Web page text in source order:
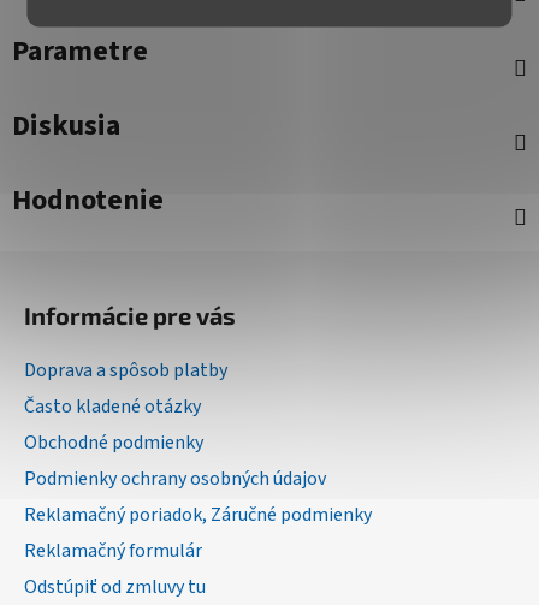
Parametre
Diskusia
Hodnotenie
Informácie pre vás
Doprava a spôsob platby
Často kladené otázky
Obchodné podmienky
Podmienky ochrany osobných údajov
Reklamačný poriadok, Záručné podmienky
Reklamačný formulár
Odstúpiť od zmluvy tu